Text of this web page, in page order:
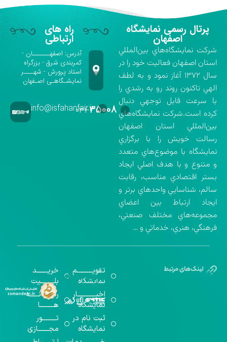
پرتال رسمی نمایشگاه
اصفهان
شركت نمايشگاه‌هاي بين‌المللي
استان اصفهان فعاليت خود را در
سال ۱۳۷۲ آغاز نمود و به لطف
الهي تاكنون روند رو به رشدي را
با سرعت قابل توجهي دنبال
كرده است.شركت نمايشگاه‌هاي
بين‌المللي استان اصفهان
رسالت خويش را با برگزاري
نمايشگاه با موضوع‌هاي متعدد
و متنوع و با هدف اصلي ايجاد
بستر اقتصادي مناسب، رقابت
سالم، شناسايي واحدهاي برتر و
ايجاد ارتباط بين اعضاي
مجموعه‌هاي مختلف صنعتي،
فرهنگي، هنري، خدماتي و …
راه های
ارتباطی
آدرس: اصفهـــــــان -
کمربندی شرق - بزرگراه
استاد پرورش - شهــــر
نمایشـگاهـی اصـفهان
۰۳۱-۳۵۰۰۸info@isfahanfair.ir
تقویــــــــــم
نمایشگاه
اخبــــــــــــار
نمایشگاه
ثبت نام در
نمایشگاه
خریـــــــد
بلـــــــــیت
رســـــانــــــه
هـــــــــا
تـــــــــور
مجـــــــازی
گواهینامه‌های
اخذ شده